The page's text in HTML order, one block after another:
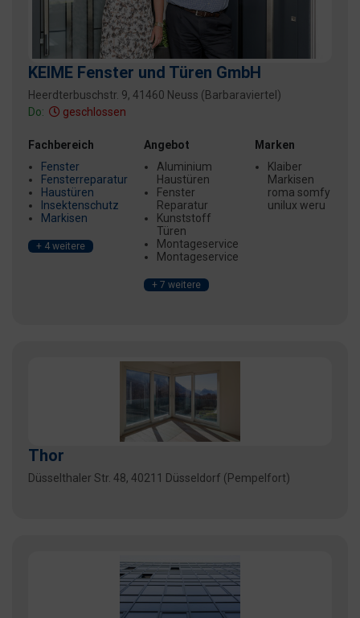
KEIME Fenster und Türen GmbH
Heerdterbuschstr. 9, 41460 Neuss (Barbaraviertel)
Do:
geschlossen
Fachbereich
Fenster
Fensterreparatur
Haustüren
Insektenschutz
Markisen
+ 4 weitere
Angebot
Aluminium
Haustüren
Fenster
Reparatur
Kunststoff
Türen
Montageservice
Montageservice
+ 7 weitere
Marken
Klaiber
Markisen
roma somfy
unilux weru
Thor
Düsselthaler Str. 48, 40211 Düsseldorf (Pempelfort)